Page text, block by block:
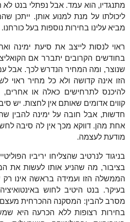
מתנגדיו, הוא עמד. אבל נפתלי בנט
ליכולתו על מנת למנוע אותן. ייתכן
מביא עלינו בחירות נוספות בעל כורחנו.
ראוי לנסות לייצב את סיעת ימינה
בחודשים הקרובים יתברר אם
שנוצר, ומה המחיר הנדרש לכך. אבל
הזו אינה קדושה ולא כל מחיר ראוי
להיכנס לתרחישים כאלה או אחרים,
קווים אדומים שאותם אין לחצות. יש
חדשות, אבל חובה על ימינה להבין
אחת מהן. דווקא מכך אין לה סיבה
מודעת לעצמה.
בניגוד לנרטיב שהצליחו יריביו
בציבור, מה שהניע אותו לעשות את
הממשלה הזו ועמידה בראשה אינו רק
בעיקר. בנט היטיב לחוש
מסרב להבין: המסקנה ההכרחית
בחירות רצופות ללא הכרעה היא